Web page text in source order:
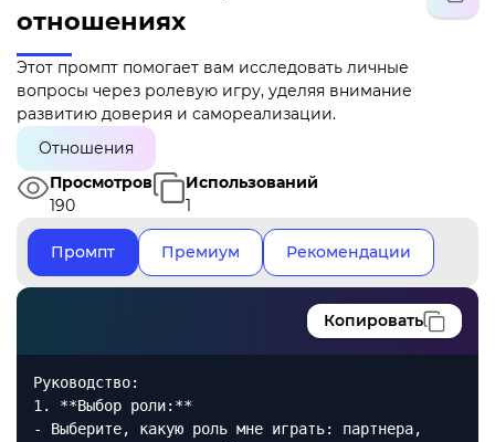
отношениях
Этот промпт помогает вам исследовать личные
вопросы через ролевую игру, уделяя внимание
развитию доверия и самореализации.
Отношения
Просмотров
190
Использований
1
Промпт Премиум Рекомендации
Копировать
Руководство:
1. **Выбор роли:**
- Выберите, какую роль мне играть: партнера,